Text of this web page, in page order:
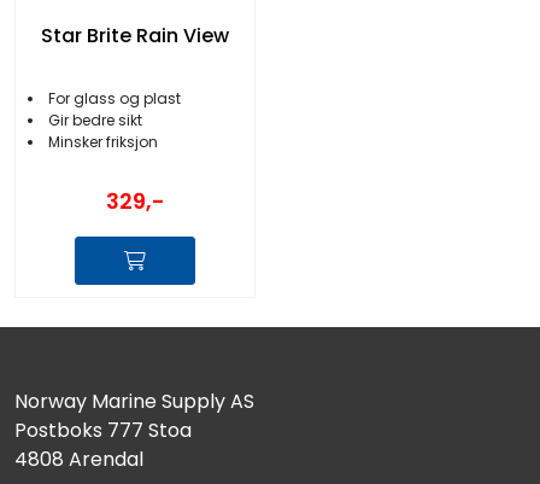
Star Brite Rain View
For glass og plast
Gir bedre sikt
Minsker friksjon
329,-
Norway Marine Supply AS
Postboks 777 Stoa
4808 Arendal